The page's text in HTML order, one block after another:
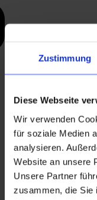
Zustimmung
Diese Webseite
Wir verwenden
für soziale Medien
analysieren.
Website an unsere
Unsere Partner
zusammen, die Sie